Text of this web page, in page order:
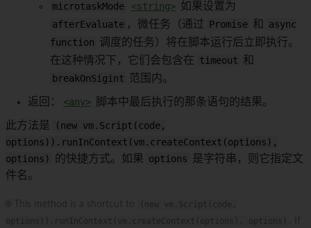
microtaskMode <string> 如果设置为
afterEvaluate ，微任务（通过 Promise 和
async
function 调度的任务）将在脚本运行后立即执行。
在这种情况下，它们会包含在 timeout 和
breakOnSigint 范围内。
返回： <any> 脚本中最后执行的那条语句的结果。
此方法是
(new vm.Script(code,
options)).runInContext(vm.createContext(options),
options)
的快捷方式。如果 options 是字符串，则它指定文
件名。